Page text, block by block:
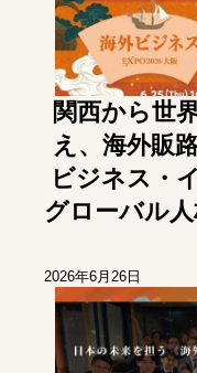
関西から世
え、海外販
ビジネス・
グローバル
2026年6月26日